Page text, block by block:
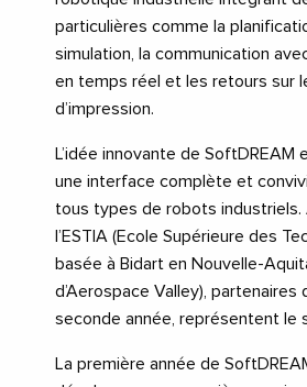
particulières comme la
simulation, la communication
en temps réel et les retours sur
d’impression.
L’idée innovante de
une interface complète et
tous types de robots industriels.
l’ESTIA (Ecole Supérieure des
basée à Bidart en Nouvelle-
d’Aerospace Valley), partenaires
seconde année, représentent le
La première année de